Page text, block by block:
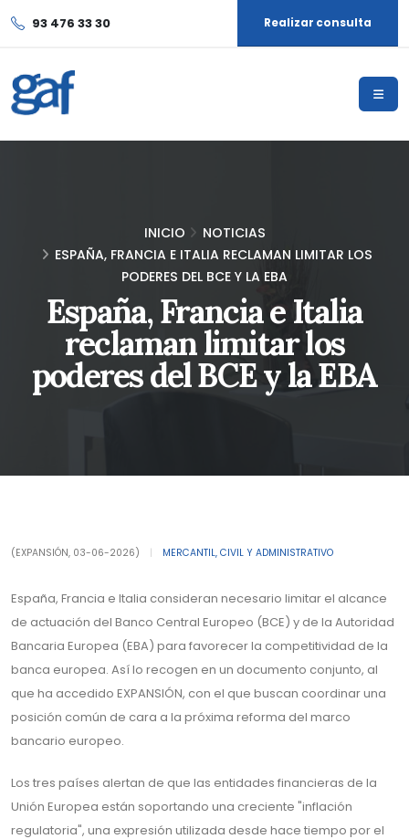
93 476 33 30 Realizar consulta
INICIO
NOTICIAS
ESPAÑA, FRANCIA E ITALIA RECLAMAN LIMITAR LOS
PODERES DEL BCE Y LA EBA
España, Francia e Italia
reclaman limitar los
poderes del BCE y la EBA
(EXPANSIÓN, 03-06-2026) MERCANTIL, CIVIL Y ADMINISTRATIVO
España, Francia e Italia consideran necesario limitar el alcance
de actuación del Banco Central Europeo (BCE) y de la Autoridad
Bancaria Europea (EBA) para favorecer la competitividad de la
banca europea. Así lo recogen en un documento conjunto, al
que ha accedido EXPANSIÓN, con el que buscan coordinar una
posición común de cara a la próxima reforma del marco
bancario europeo.
Los tres países alertan de que las entidades financieras de la
Unión Europea están soportando una creciente "inflación
regulatoria", una expresión utilizada desde hace tiempo por el